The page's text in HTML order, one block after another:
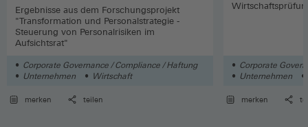
Ergebnisse aus dem Forschungsprojekt
"Transformation und Personalstrategie -
Steuerung von Personalrisiken im
Aufsichtsrat"
Corporate Governance / Compliance / Haftung
Unternehmen
Wirtschaft
merken teilen
Corporate
Unternehmen
merken